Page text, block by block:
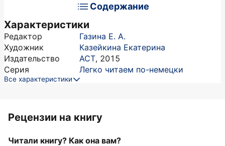
Содержание
Характеристики
Редактор
Газина Е. А.
Художник
Казейкина Екатерина
Издательство
АСТ, 2015
Серия
Легко читаем по-немецки
Все характеристики
Рецензии на книгу
Читали книгу? Как она вам?